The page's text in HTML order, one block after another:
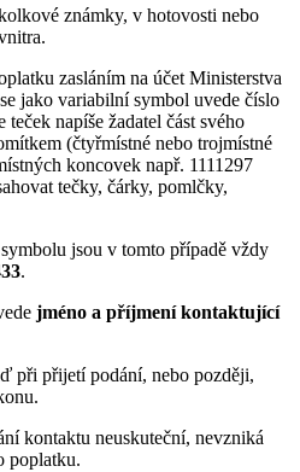
známky, v hotovosti nebo
zasláním na účet Ministerstva
jako variabilní symbol uvede číslo
teček napíše žadatel část svého
(čtyřmístné nebo trojmístné
koncovek např. 1111297
tečky, čárky, pomlčky,
jsou v tomto případě vždy
.
jméno a příjmení kontaktující
při přijetí podání, nebo později,
kontaktu neuskuteční, nevzniká
poplatku.